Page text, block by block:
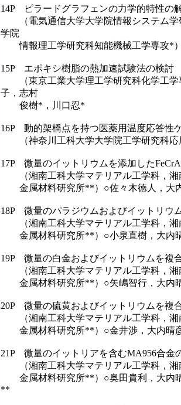
14P ピラードグラフェンの力学的特性の
（電気通信大学大学院情報システム学
学院
情報理工学研究科知能機械工学専攻*
15P エポキシ樹脂の熱加速試験法の検討
（東京工業大学理工学研究科化学工学
子，志村
俊樹*，川口忍*
16P 動的架橋点を持つ医薬用温度応答性
（神奈川工科大学大学院工学研究科応
17P 微量のイットリウムを添加した
（湘南工科大学マテリアル工学科，湘
金属材料研究所**）○佐々木徳人，大
18P 微量のパラジウムおよびイットリウ
（湘南工科大学マテリアル工学科，湘
金属材料研究所**）○小泉直樹，大内
19P 微量の白金およびイットリウムを複
（湘南工科大学マテリアル工学科，湘
金属材料研究所**）○矢嶋智行，大内
20P 微量の硫黄およびイットリウムを複
（湘南工科大学マテリアル工学科，湘
金属材料研究所**）○金井渉，大内晴
21P 微量のイットリアを含むMA956合金
（湘南工科大学マテリアル工学科，湘
金属材料研究所**）○奥田貴利，大内
**